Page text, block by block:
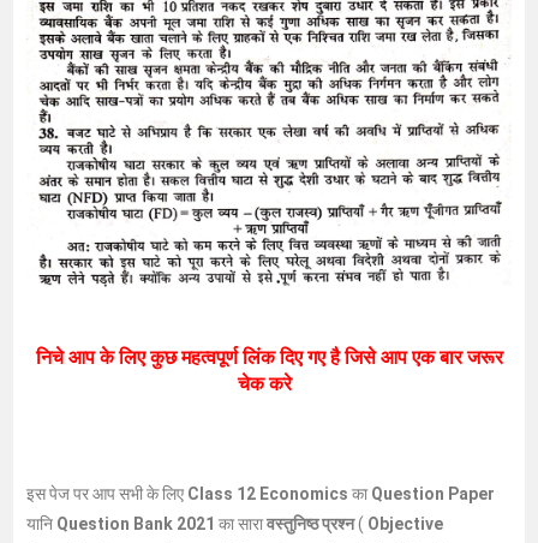
निचे आप के लिए कुछ महत्वपूर्ण लिंक दिए गए है जिसे आप एक बार जरूर
चेक करे
इस पेज पर आप सभी के लिए Class 12 Economics का Question Paper
यानि Question Bank 2021 का सारावस्तुनिष्ठ प्रश्न( Objective